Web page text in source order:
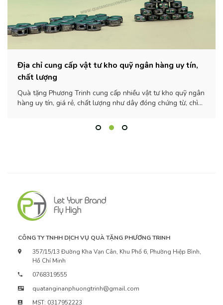
[Tips] Cách tạo cảm xúc tích cực qua món quà
doanh nghiệp
Cách tạo cảm xúc tích cực qua món quà doanh nghiệp. Biến
chúng không chỉ là một vật phẩm, mà còn là một câu
CÔNG TY TNHH DỊCH VỤ QUÀ TẶNG PHƯƠNG TRINH
357/15/13 Đường Kha Vạn Cân, Khu Phố 6, Phường Hiệp Bình,
Hồ Chí Minh
0768319555
quatanginanphuongtrinh@gmail.com
MST: 0317952223